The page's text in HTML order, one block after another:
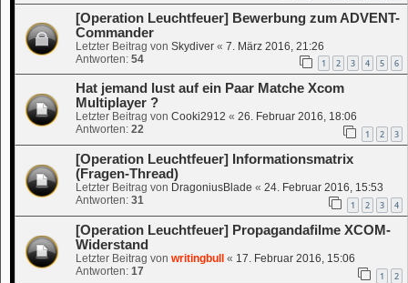
[Operation Leuchtfeuer] Bewerbung zum ADVENT-
Commander
Letzter Beitrag von Skydiver « 7. März 2016, 21:26
Antworten: 54 1 2 3 4 5 6
Hat jemand lust auf ein Paar Matche Xcom
Multiplayer ?
Letzter Beitrag von Cooki2912 « 26. Februar 2016, 18:06
Antworten: 22 1 2 3
[Operation Leuchtfeuer] Informationsmatrix
(Fragen-Thread)
Letzter Beitrag von DragoniusBlade « 24. Februar 2016, 15:53
Antworten: 31 1 2 3 4
[Operation Leuchtfeuer] Propagandafilme XCOM-
Widerstand
Letzter Beitrag von writingbull « 17. Februar 2016, 15:06
Antworten: 17 1 2